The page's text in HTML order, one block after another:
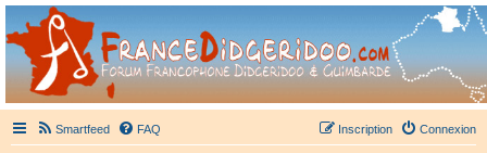
France Didgeridoo
Didgeridoo et Guimbarde sur France Didgeridoo - retrouvez la communauté.
Smartfeed FAQ Connexion
Inscription